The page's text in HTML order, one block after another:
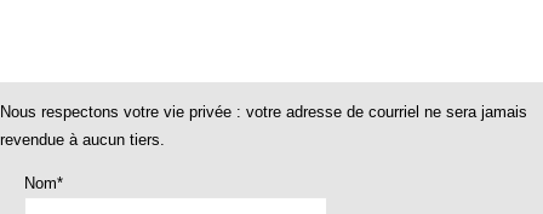
Nous respectons votre vie privée : votre adresse de courriel ne sera jamais
revendue à aucun tiers.
Nom*